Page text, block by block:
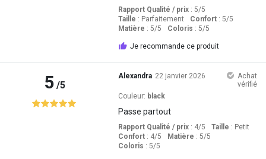
Rapport Qualité / prix: 5/5
Taille : Parfaitement Confort: 5/5
Matière : 5/5 Coloris : 5/5
Je recommande ce produit
5/5
Alexandra 22 janvier 2026
Achat
vérifié
Couleur: black
Passe partout
Rapport Qualité / prix: 4/5 Taille : Petit
Confort: 4/5 Matière : 5/5
Coloris : 5/5